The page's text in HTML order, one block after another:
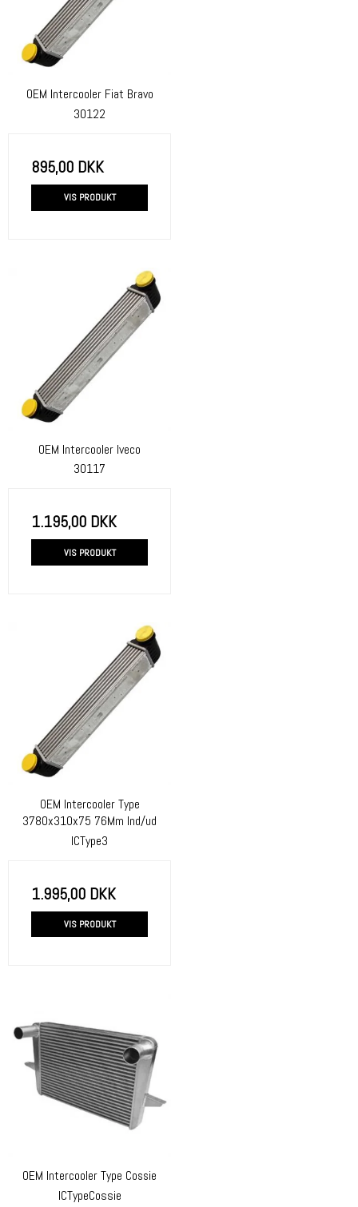
OEM Intercooler Fiat Bravo
30122
895,00 DKK
VIS PRODUKT
OEM Intercooler Iveco
30117
1.195,00 DKK
VIS PRODUKT
OEM Intercooler Type
3780x310x75 76Mm Ind/ud
ICType3
1.995,00 DKK
VIS PRODUKT
OEM Intercooler Type Cossie
ICTypeCossie